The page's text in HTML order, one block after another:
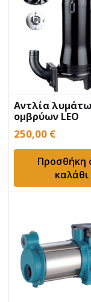
Αντλία
ομβρύων LEO
50WQD10-10-
κοπτήρα
250,00 €
Προσθήκη
καλάθι